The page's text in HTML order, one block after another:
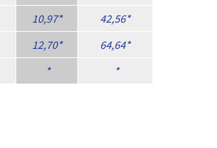
10,97
42,56
12,70
64,64